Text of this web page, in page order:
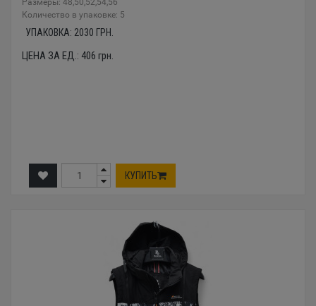
Размеры: 48,50,52,54,56
Количество в упаковке: 5
УПАКОВКА: 2030 ГРН.
ЦЕНА ЗА ЕД.: 406 грн.
КУПИТЬ